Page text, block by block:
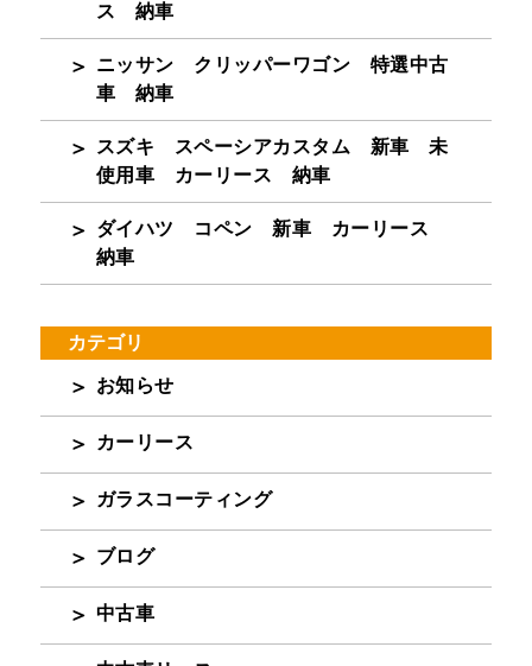
ス 納車
ニッサン クリッパーワゴン 特選中古
車 納車
スズキ スペーシアカスタム 新車 未
使用車 カーリース 納車
ダイハツ コペン 新車 カーリース
納車
カテゴリ
お知らせ
カーリース
ガラスコーティング
ブログ
中古車